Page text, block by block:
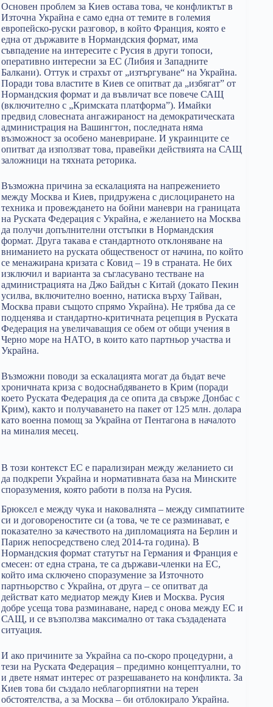
Основен проблем за Киев остава това, че конфликтът в
Източна Украйна е само една от темите в големия
европейско-руски разговор, в който Франция, която е
една от държавите в Нормандския формат, има
съвпадение на интересите с Русия в други топоси,
оперативно интересни за ЕС (Либия и Западните
Балкани). Оттук и страхът от „изтъргуване“ на Украйна.
Поради това властите в Киев се опитват да „избягат” от
Нормандския формат и да въвличат все повече САЩ
(включително с „Кримската платформа”). Имайки
предвид словесната ангажираност на демократическата
администрация на Вашингтон, последната няма
възможност за особено маневриране. И украинците се
опитват да използват това, правейки действията на САЩ
заложници на тяхната реторика.
Възможна причина за ескалацията на напрежението
между Москва и Киев, придружена с дислоцирането на
техника и провеждането на бойни маневри на границата
на Руската Федерация с Украйна, е желанието на Москва
да получи допълнителни отстъпки в Нормандския
формат. Друга такава е стандартното отклоняване на
вниманието на руската общественост от начина, по който
се менажирана кризата с Ковид – 19 в страната. Не бих
изключил и варианта за съгласувано тестване на
администрацията на Джо Байдън с Китай (докато Пекин
усилва, включително военно, натиска върху Тайван,
Москва прави същото спрямо Украйна). Не трябва да се
подценява и стандартно-критичната рецепция в Руската
Федерация на увеличаващия се обем от общи учения в
Черно море на НАТО, в които като партньор участва и
Украйна.
Възможни поводи за ескалацията могат да бъдат вече
хроничната криза с водоснабдяването в Крим (поради
което Руската Федерация да се опита да свърже Донбас с
Крим), както и получаването на пакет от 125 млн. долара
като военна помощ за Украйна от Пентагона в началото
на миналия месец.
В този контекст ЕС е парализиран между желанието си
да подкрепи Украйна и нормативната база на Минските
споразумения, която работи в полза на Русия.
Брюксел е между чука и наковалнята – между симпатиите
си и договореностите си (а това, че те се разминават, е
показателно за качеството на дипломацията на Берлин и
Париж непосредствено след 2014-та година). В
Нормандския формат статутът на Германия и Франция е
смесен: от една страна, те са държави-членки на ЕС,
който има сключено споразумение за Източното
партньорство с Украйна, от друга – се опитват да
действат като медиатор между Киев и Москва. Русия
добре усеща това разминаване, наред с онова между ЕС и
САЩ, и се възползва максимално от така създадената
ситуация.
И ако причините за Украйна са по-скоро процедурни, а
тези на Руската Федерация – предимно концептуални, то
и двете нямат интерес от разрешаването на конфликта. За
Киев това би създало неблагорпиятни на терен
обстоятелства, а за Москва – би отблокирало Украйна.